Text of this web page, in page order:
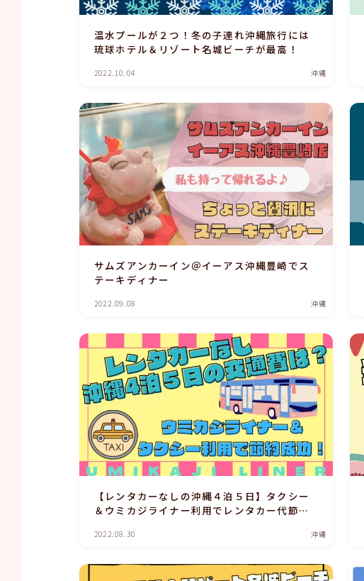
温水プールが２つ！冬の子連れ沖縄旅行には
琉球ホテル＆リゾート名城ビーチが最高！
2022.10.04 沖縄
サムズアンカーイン＠イーアス沖縄豊崎でス
テーキディナー
2022.09.08 沖縄
【レンタカーなしの沖縄４泊５日】タクシー
＆ウミカジライナー利用でレンタカー代節
2022.08.30 沖縄